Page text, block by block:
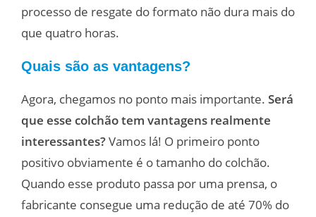
processo de resgate do formato não dura mais do
que quatro horas.
Quais são as vantagens?
Agora, chegamos no ponto mais importante. Será
que esse colchão tem vantagens realmente
interessantes?Vamos lá! O primeiro ponto
positivo obviamente é o tamanho do colchão.
Quando esse produto passa por uma prensa, o
fabricante consegue uma redução de até 70% do